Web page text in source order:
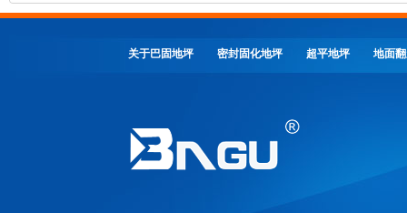
剂
关于巴固地坪 密封固化地坪 超平地坪 地面